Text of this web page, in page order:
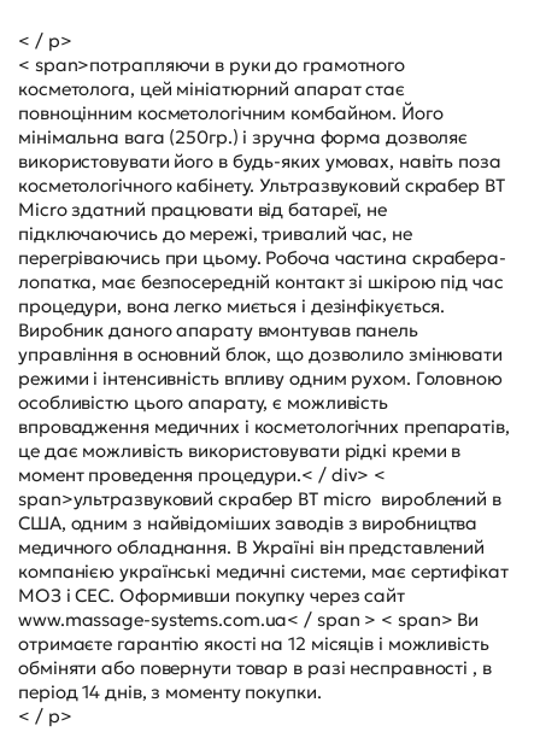
< / p>
< span>потрапляючи в руки до грамотного
косметолога, цей мініатюрний апарат стає
повноцінним косметологічним комбайном. Його
мінімальна вага (250гр.) і зручна форма дозволяє
використовувати його в будь-яких умовах, навіть поза
косметологічного кабінету. Ультразвуковий скрабер BT
Micro здатний працювати від батареї, не
підключаючись до мережі, тривалий час, не
перегріваючись при цьому. Робоча частина скрабера-
лопатка, має безпосередній контакт зі шкірою під час
процедури, вона легко миється і дезінфікується.
Виробник даного апарату вмонтував панель
управління в основний блок, що дозволило змінювати
режими і інтенсивність впливу одним рухом. Головною
особливістю цього апарату, є можливість
впровадження медичних і косметологічних препаратів,
це дає можливість використовувати рідкі креми в
момент проведення процедури.< / div> <
span>ультразвуковий скрабер BT micro вироблений в
США, одним з найвідоміших заводів з виробництва
медичного обладнання. В Україні він представлений
компанією українські медичні системи, має сертифікат
МОЗ і СЕС. Оформивши покупку через сайт
www.massage-systems.com.ua< / span > < span> Ви
отримаєте гарантію якості на 12 місяців і можливість
обміняти або повернути товар в разі несправності , в
період 14 днів, з моменту покупки.
< / p>